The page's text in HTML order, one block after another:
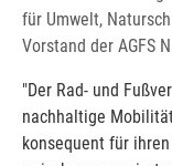
für Umwelt,
Vorstand der AGFS
"Der Rad- und
nachhaltige
konsequent für